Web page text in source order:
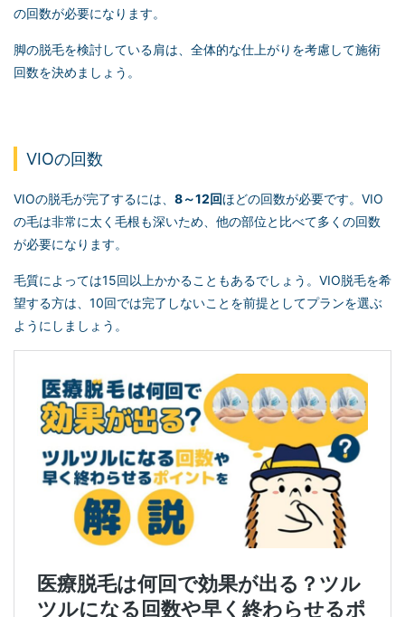
の回数が必要になります。
脚の脱毛を検討している肩は、全体的な仕上がりを考慮して施術
回数を決めましょう。
VIOの回数
VIOの脱毛が完了するには、 8～12回ほどの回数が必要です。VIO
の毛は非常に太く毛根も深いため、他の部位と比べて多くの回数
が必要になります。
毛質によっては15回以上かかることもあるでしょう。VIO脱毛を希
望する方は、10回では完了しないことを前提としてプランを選ぶ
ようにしましょう。